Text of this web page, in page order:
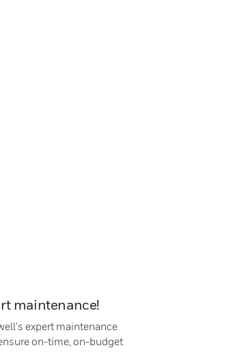
maintenance!
expert maintenance
on-time, on-budget